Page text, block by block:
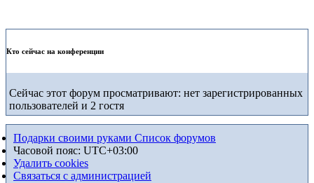
Кто сейчас на конференции
Сейчас этот форум просматривают: нет зарегистрированных
пользователей и 2 гостя
Подарки своими руками Список форумов
Часовой пояс: UTC+03:00
Удалить cookies
Связаться с администрацией